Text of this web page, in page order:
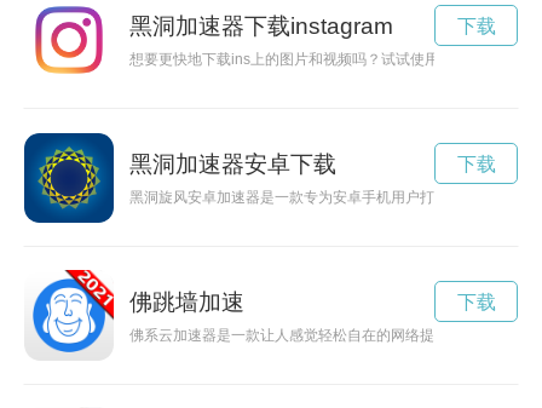
黑洞加速器下载instagram
想要更快地下载ins上的图片和视频吗？试试使用黑洞加速器，
下载
黑洞加速器安卓下载
黑洞旋风安卓加速器是一款专为安卓手机用户打造的网络加速
下载
佛跳墙加速
佛系云加速器是一款让人感觉轻松自在的网络提速工具，通过
下载